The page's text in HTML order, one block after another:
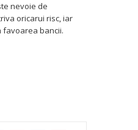
nevoie de
oricarui risc, iar
favoarea bancii.